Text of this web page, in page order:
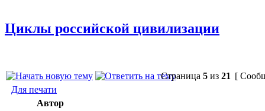
Циклы российской цивилизации
Страница 5 из 21 [
Для печати
Автор